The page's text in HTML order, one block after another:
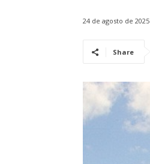
24 de agosto de 2025
Share